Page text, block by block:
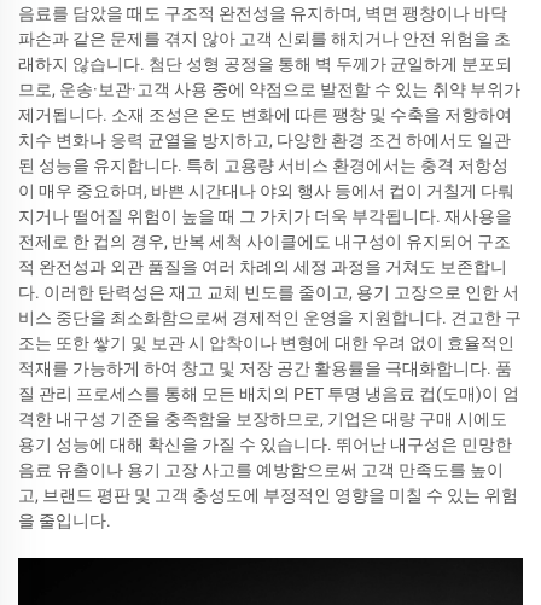
음료를 담았을 때도 구조적 완전성을 유지하며, 벽면 팽창이나 바닥
파손과 같은 문제를 겪지 않아 고객 신뢰를 해치거나 안전 위험을 초
래하지 않습니다. 첨단 성형 공정을 통해 벽 두께가 균일하게 분포되
므로, 운송·보관·고객 사용 중에 약점으로 발전할 수 있는 취약 부위가
제거됩니다. 소재 조성은 온도 변화에 따른 팽창 및 수축을 저항하여
치수 변화나 응력 균열을 방지하고, 다양한 환경 조건 하에서도 일관
된 성능을 유지합니다. 특히 고용량 서비스 환경에서는 충격 저항성
이 매우 중요하며, 바쁜 시간대나 야외 행사 등에서 컵이 거칠게 다뤄
지거나 떨어질 위험이 높을 때 그 가치가 더욱 부각됩니다. 재사용을
전제로 한 컵의 경우, 반복 세척 사이클에도 내구성이 유지되어 구조
적 완전성과 외관 품질을 여러 차례의 세정 과정을 거쳐도 보존합니
다. 이러한 탄력성은 재고 교체 빈도를 줄이고, 용기 고장으로 인한 서
비스 중단을 최소화함으로써 경제적인 운영을 지원합니다. 견고한 구
조는 또한 쌓기 및 보관 시 압착이나 변형에 대한 우려 없이 효율적인
적재를 가능하게 하여 창고 및 저장 공간 활용률을 극대화합니다. 품
질 관리 프로세스를 통해 모든 배치의 PET 투명 냉음료 컵(도매)이 엄
격한 내구성 기준을 충족함을 보장하므로, 기업은 대량 구매 시에도
용기 성능에 대해 확신을 가질 수 있습니다. 뛰어난 내구성은 민망한
음료 유출이나 용기 고장 사고를 예방함으로써 고객 만족도를 높이
고, 브랜드 평판 및 고객 충성도에 부정적인 영향을 미칠 수 있는 위험
을 줄입니다.